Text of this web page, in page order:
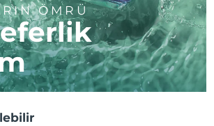
ÖMRÜ